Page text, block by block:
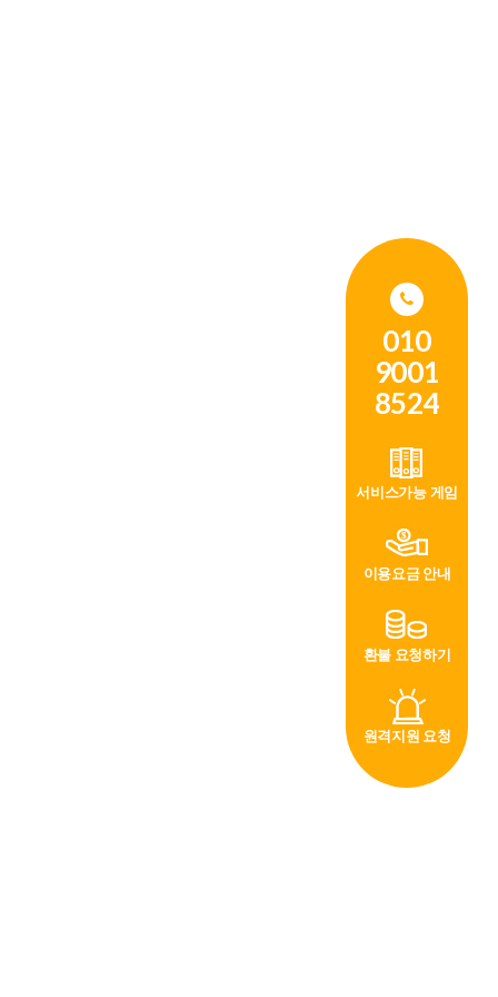
010
9001
8524
서비스가능 게임
이용요금 안내
환불 요청하기
원격지원 요청